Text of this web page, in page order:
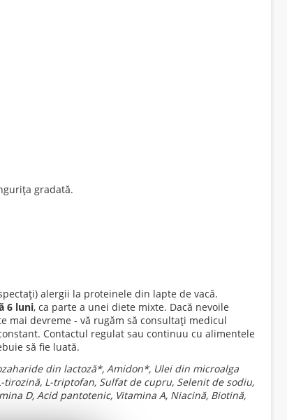
gradată.
alergii la proteinele din lapte de vacă.
6 luni, ca parte a unei diete mixte. Dacă nevoile
mai devreme - vă rugăm să consultați medicul
Contactul regulat sau continuu cu alimentele
să fie luată.
din lactoză*, Amidon*, Ulei din microalga
L-triptofan, Sulfat de cupru, Se­lenit de sodiu,
D, Acid pantotenic, Vitamina A, Niacină, Biotină,